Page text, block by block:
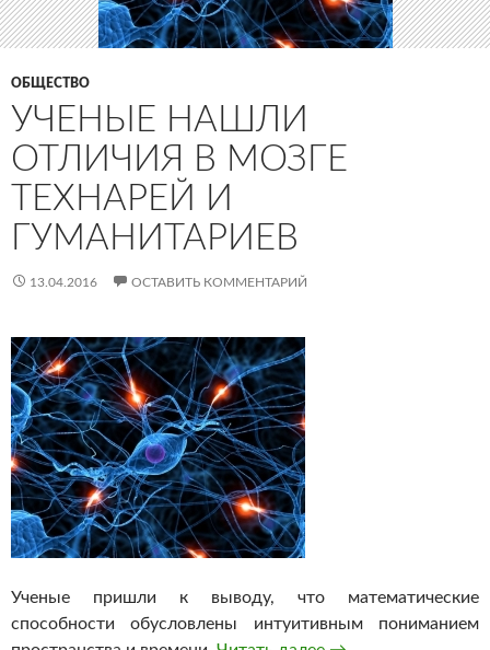
ОБЩЕСТВО
УЧЕНЫЕ НАШЛИ
ОТЛИЧИЯ В МОЗГЕ
ТЕХНАРЕЙ И
ГУМАНИТАРИЕВ
13.04.2016 ОСТАВИТЬ КОММЕНТАРИЙ
Ученые пришли к выводу, что математические
способности обусловлены интуитивным пониманием